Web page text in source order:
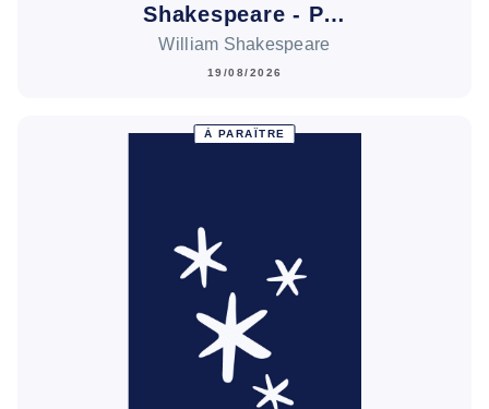
Shakespeare - P…
William Shakespeare
19/08/2026
À PARAÎTRE